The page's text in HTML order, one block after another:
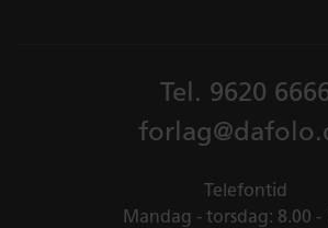
Tel. 9620
Telefontid
Mandag - torsdag: 8.00 -